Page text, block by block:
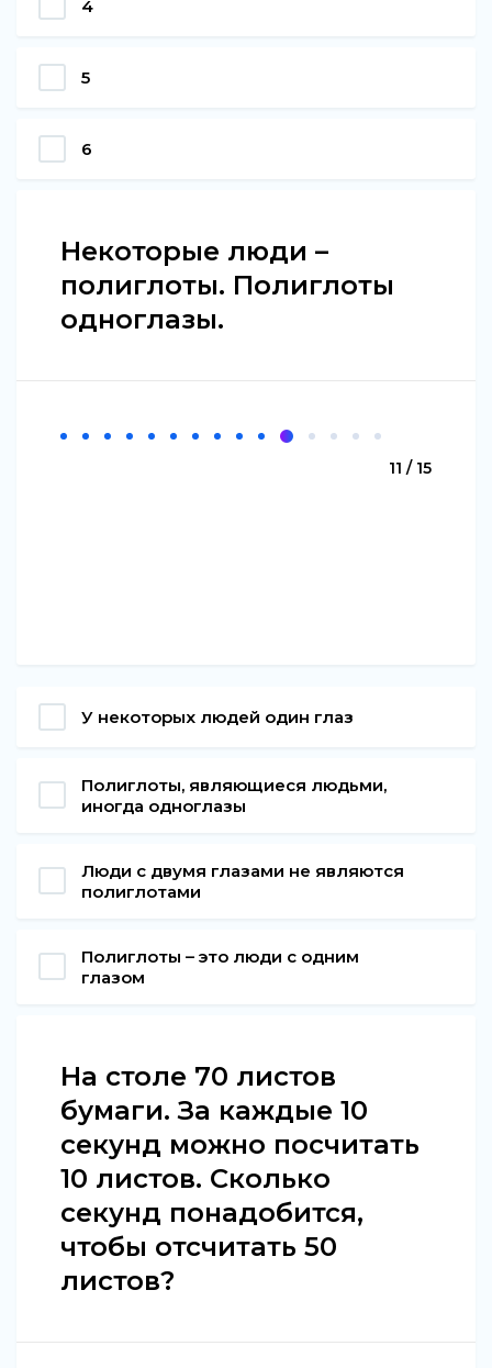
4
5
6
Некоторые люди –
полиглоты. Полиглоты
одноглазы.
11 / 15
У некоторых людей один глаз
Полиглоты, являющиеся людьми,
иногда одноглазы
Люди с двумя глазами не являются
полиглотами
Полиглоты – это люди с одним
глазом
На столе 70 листов
бумаги. За каждые 10
секунд можно посчитать
10 листов. Сколько
секунд понадобится,
чтобы отсчитать 50
листов?